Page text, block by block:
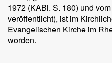
1972 (KABl. S. 180) und
veröffentlicht), ist im
Evangelischen Kirche im
worden.